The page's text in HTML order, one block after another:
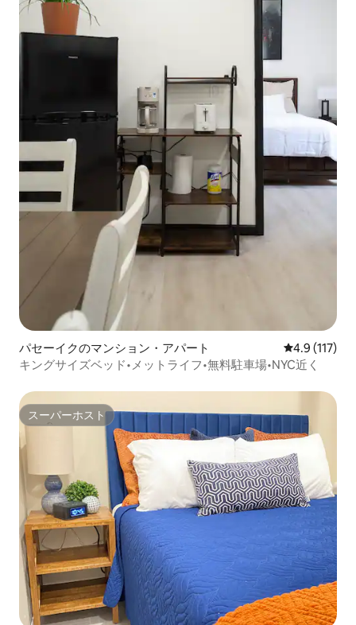
パセーイクのマンション・アパート レビュー117
4.9 (117)
キングサイズベッド•メットライフ•無料駐車場•NYC近く
スーパーホスト
スーパーホスト